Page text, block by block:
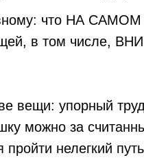
что НА
в том числе,
вещи: упорный
можно за
нелегкий